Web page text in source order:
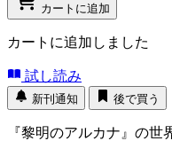
カートに追加
カートに追加しました
試し読み
新刊通知 後で買う
『黎明のアルカナ』の世